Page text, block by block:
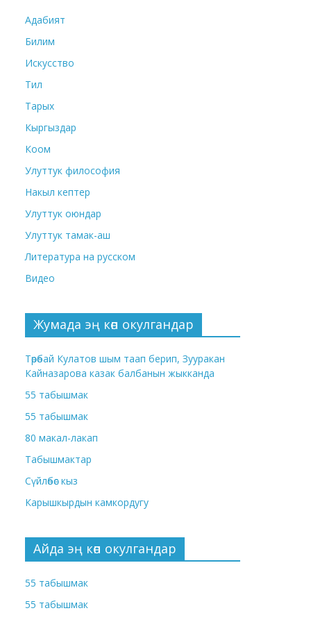
Адабият
Билим
Искусство
Тил
Тарых
Кыргыздар
Коом
Улуттук философия
Накыл кептер
Улуттук оюндар
Улуттук тамак-аш
Литература на русском
Видео
Жумада эң көп окулгандар
Төрөбай Кулатов шым таап берип, Зууракан
Кайназарова казак балбанын жыкканда
55 табышмак
55 табышмак
80 макал-лакап
Табышмактар
Сүйлөбөс кыз
Карышкырдын камкордугу
Айда эң көп окулгандар
55 табышмак
55 табышмак